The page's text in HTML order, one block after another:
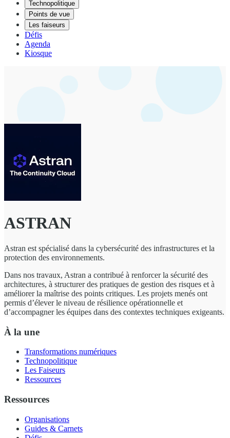
Technopolitique
Points de vue
Les faiseurs
Défis
Agenda
Kiosque
ASTRAN
Astran est spécialisé dans la cybersécurité des infrastructures et la
protection des environnements.
Dans nos travaux, Astran a contribué à renforcer la sécurité des
architectures, à structurer des pratiques de gestion des risques et à
améliorer la maîtrise des points critiques. Les projets menés ont
permis d’élever le niveau de résilience opérationnelle et
d’accompagner les équipes dans des contextes techniques exigeants.
À la une
Transformations numériques
Technopolitique
Les Faiseurs
Ressources
Ressources
Organisations
Guides & Carnets